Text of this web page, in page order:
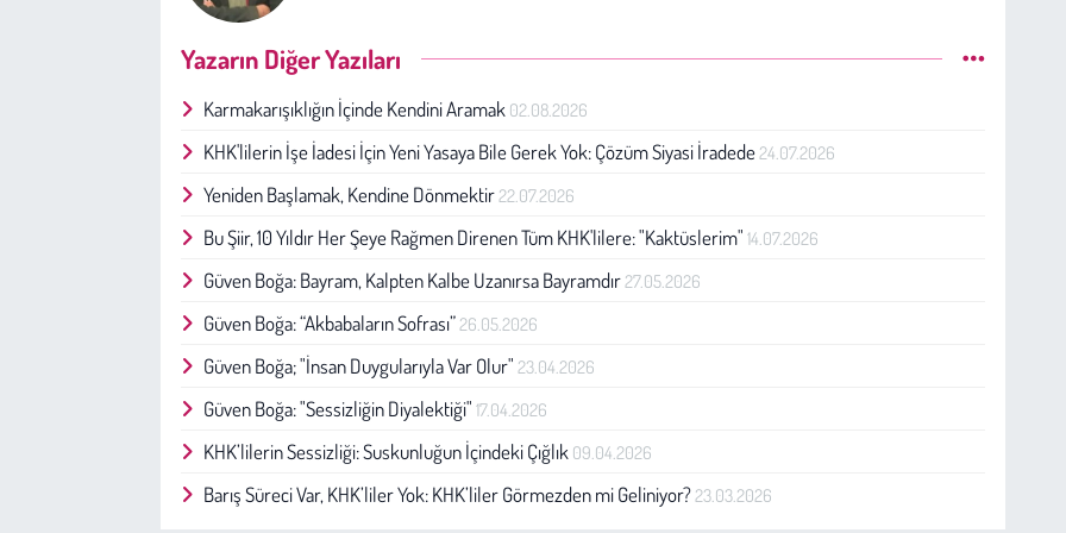
Yazarın Diğer Yazıları
Karmakarışıklığın İçinde Kendini Aramak 02.08.2026
KHK'lilerin İşe İadesi İçin Yeni Yasaya Bile Gerek Yok: Çözüm Siyasi İradede24.07.2026
Yeniden Başlamak, Kendine Dönmektir22.07.2026
Bu Şiir, 10 Yıldır Her Şeye Rağmen Direnen Tüm KHK'lilere: "Kaktüslerim"14.07.2026
Güven Boğa: Bayram, Kalpten Kalbe Uzanırsa Bayramdır27.05.2026
Güven Boğa: “Akbabaların Sofrası”26.05.2026
Güven Boğa; "İnsan Duygularıyla Var Olur"23.04.2026
Güven Boğa: "Sessizliğin Diyalektiği"17.04.2026
KHK’lilerin Sessizliği: Suskunluğun İçindeki Çığlık 09.04.2026
Barış Süreci Var, KHK’liler Yok: KHK’liler Görmezden mi Geliniyor?23.03.2026